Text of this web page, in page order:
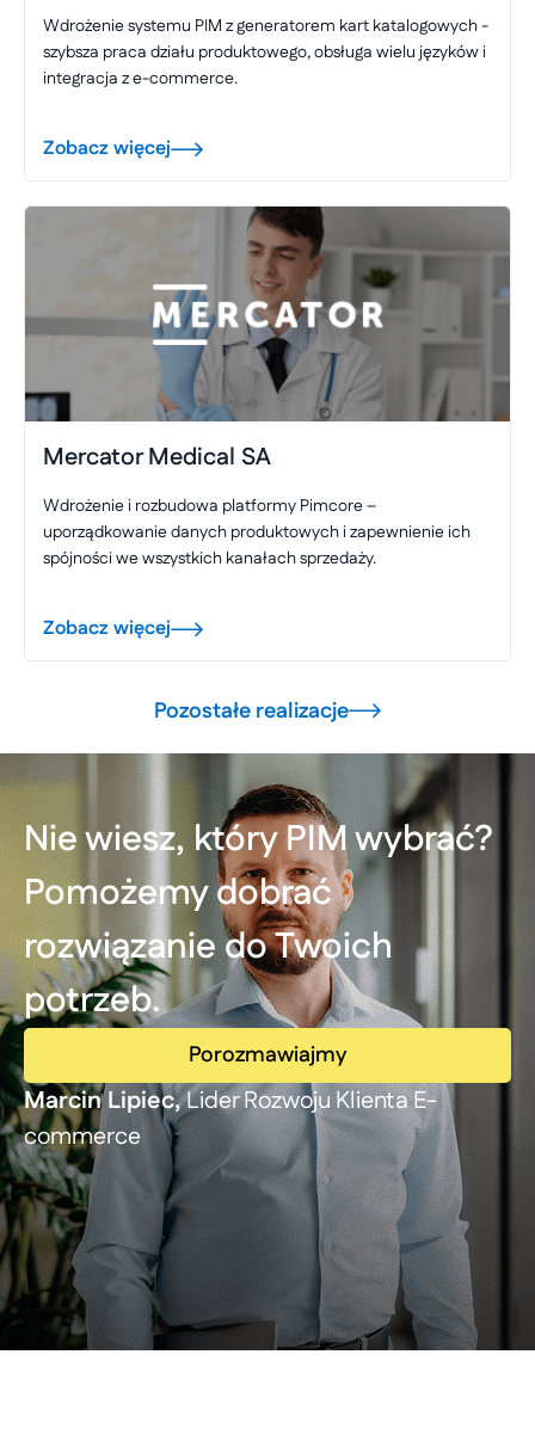
Wdrożenie systemu PIM z generatorem kart katalogowych -
szybsza praca działu produktowego, obsługa wielu języków i
integracja z e-commerce.
Zobacz więcej
Mercator Medical SA
Wdrożenie i rozbudowa platformy Pimcore –
uporządkowanie danych produktowych i zapewnienie ich
spójności we wszystkich kanałach sprzedaży.
Zobacz więcej
Pozostałe realizacje
Nie wiesz, który PIM wybrać?
Pomożemy dobrać
rozwiązanie do Twoich
potrzeb.
Porozmawiajmy
Marcin Lipiec,Lider Rozwoju Klienta E-
commerce